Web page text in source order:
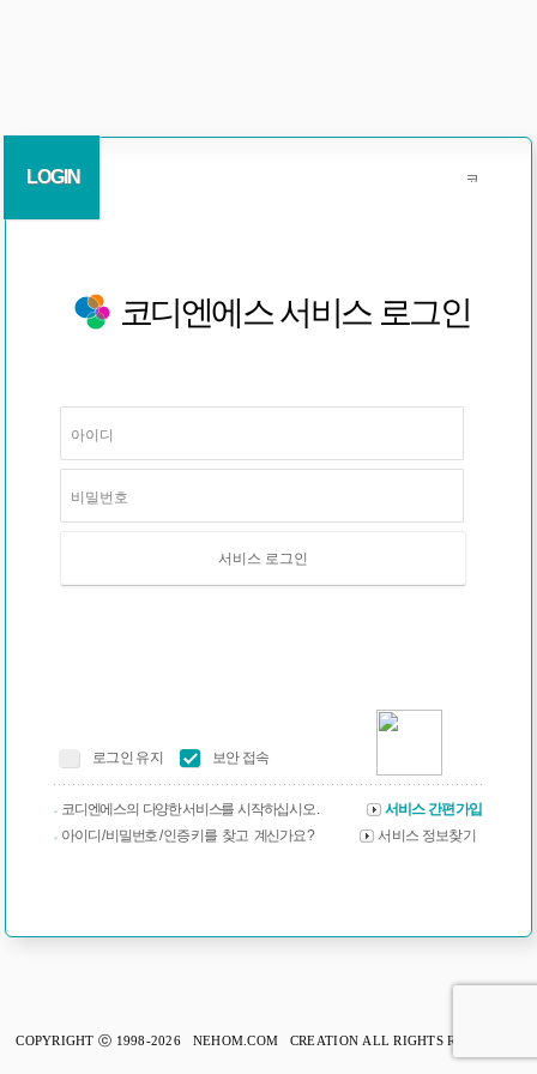
LOGIN
코디엔에스 서비스 로그인
서비스 로그인
로그인 유지 보안 접속
코디엔에스의 다양한 서비스를 시작하십시오 .
서비스 간편가입
아이디 / 비밀번호 / 인증 키를 찾고 계신가요 ?
서비스 정보찾기
COPYRIGHT ⓒ 1998-2026 NEHOM.COM CREATION ALL RIGHTS RESERVED.